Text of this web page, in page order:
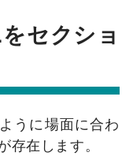
セクショ
うに場面に合わ
在します。